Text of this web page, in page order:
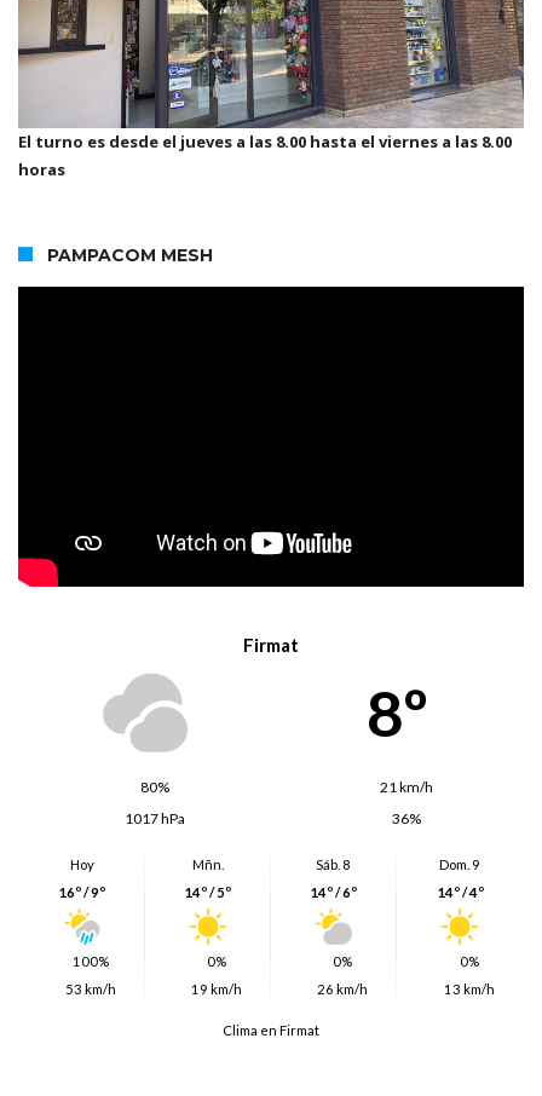
El turno es desde el jueves a las 8.00 hasta el viernes a las 8.00
horas
PAMPACOM MESH
Firmat
8º
80%
21 km/h
1017 hPa
36%
Hoy
16º / 9º
100%
53 km/h
Mñn.
14º / 5º
0%
19 km/h
Sáb. 8
14º / 6º
0%
26 km/h
Dom. 9
14º / 4º
0%
13 km/h
Clima en Firmat